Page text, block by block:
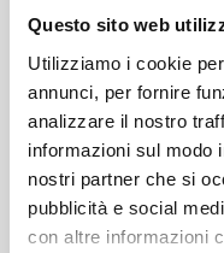
Questo sito web
Utilizziamo i cookie
annunci, per fornire
analizzare il nostro
informazioni sul modo
nostri partner che si
pubblicità e social
con altre informazioni